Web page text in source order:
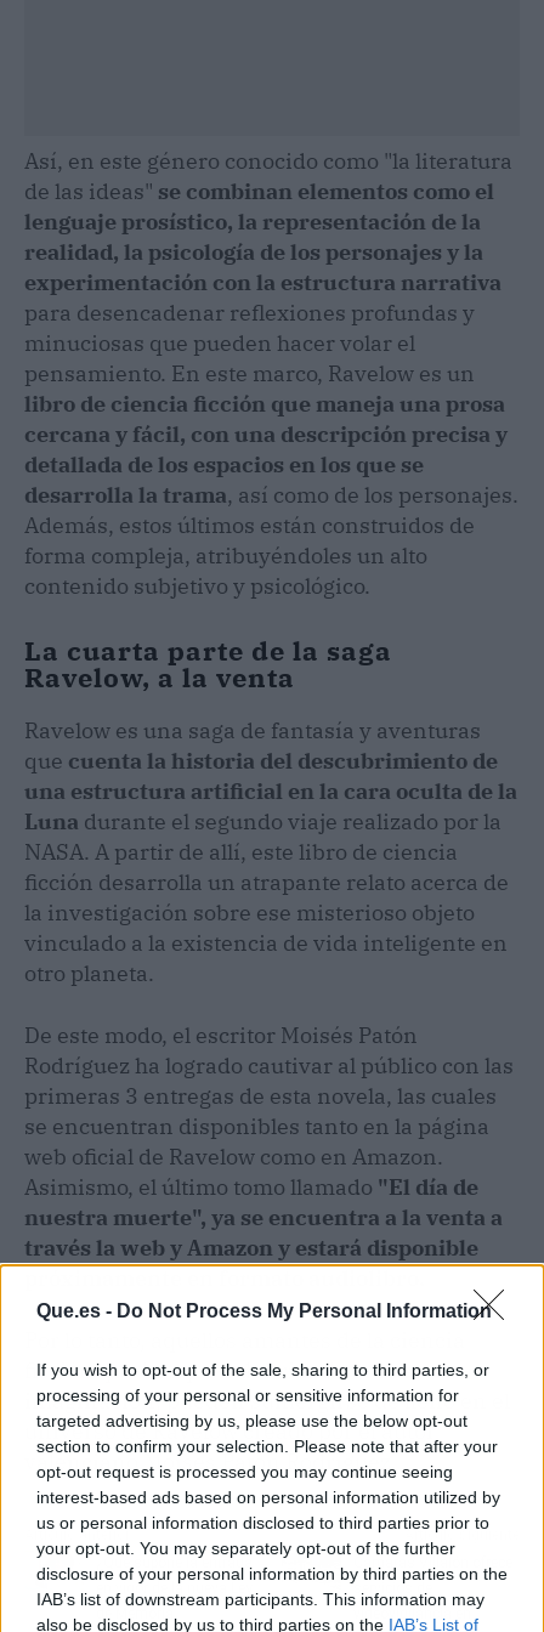
Que.es - Do Not Process My Personal Information
If you wish to opt-out of the sale, sharing to third parties, or
processing of your personal or sensitive information for
targeted advertising by us, please use the below opt-out
section to confirm your selection. Please note that after your
opt-out request is processed you may continue seeing
interest-based ads based on personal information utilized by
us or personal information disclosed to third parties prior to
your opt-out. You may separately opt-out of the further
disclosure of your personal information by third parties on the
IAB’s list of downstream participants. This information may
also be disclosed by us to third parties on the IAB’s List of
Así, en este género conocido como "la literatura
de las ideas" se combinan elementos como el
lenguaje prosístico, la representación de la
realidad, la psicología de los personajes y la
experimentación con la estructura narrativa
para desencadenar reflexiones profundas y
minuciosas que pueden hacer volar el
pensamiento. En este marco, Ravelow es un
libro de ciencia ficción que maneja una prosa
cercana y fácil, con una descripción precisa y
detallada de los espacios en los que se
desarrolla la trama, así como de los personajes.
Además, estos últimos están construidos de
forma compleja, atribuyéndoles un alto
contenido subjetivo y psicológico.
La cuarta parte de la saga
Ravelow, a la venta
Ravelow es una saga de fantasía y aventuras
que cuenta la historia del descubrimiento de
una estructura artificial en la cara oculta de la
Luna durante el segundo viaje realizado por la
NASA. A partir de allí, este libro de ciencia
ficción desarrolla un atrapante relato acerca de
la investigación sobre ese misterioso objeto
vinculado a la existencia de vida inteligente en
otro planeta.
De este modo, el escritor Moisés Patón
Rodríguez ha logrado cautivar al público con las
primeras 3 entregas de esta novela, las cuales
se encuentran disponibles tanto en la página
web oficial de Ravelow como en Amazon.
Asimismo, el último tomo llamado "El día de
nuestra muerte", ya se encuentra a la venta a
través la web y Amazon y estará disponible
ficción que busquen dar rienda suelta a su
imaginación, pueden sumergirse de lleno en el
universo de Ravelow creado por el autor
valenciano Moisés Patón Rodríguez.
Artículo anterior
¿Qué supone la entrada
en vigor de la nueva Ley
Artículo siguiente
servicios de